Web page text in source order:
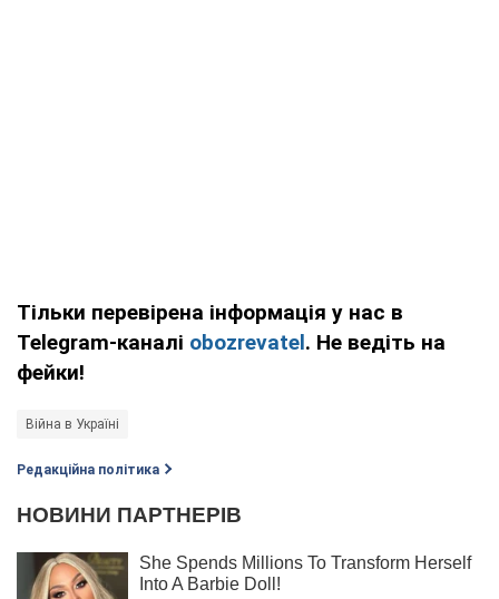
Тільки перевірена інформація у нас в
Telegram-каналі obozrevatel. Не ведіть на
фейки!
Війна в Україні
Редакційна політика